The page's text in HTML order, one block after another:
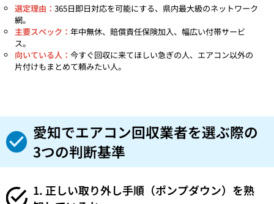
選定理由： 365日即日対応を可能にする、県内最大級のネットワーク
網。
主要スペック： 年中無休、賠償責任保険加入、幅広い付帯サービ
ス。
向いている人： 今すぐ回収に来てほしい急ぎの人、エアコン以外の
片付けもまとめて頼みたい人。
愛知でエアコン回収業者を選ぶ際の
3つの判断基準
1. 正しい取り外し手順（ポンプダウン）を熟